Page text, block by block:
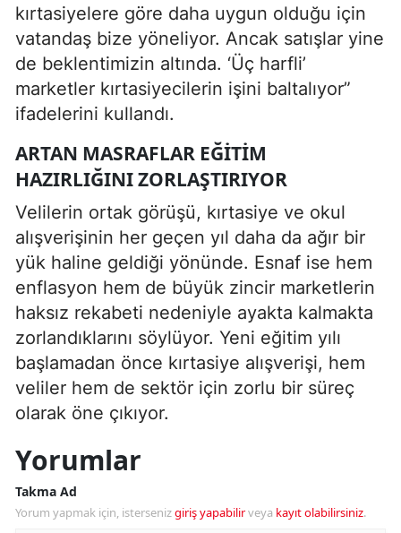
kırtasiyelere göre daha uygun olduğu için
vatandaş bize yöneliyor. Ancak satışlar yine
de beklentimizin altında. ‘Üç harfli’
marketler kırtasiyecilerin işini baltalıyor”
ifadelerini kullandı.
ARTAN MASRAFLAR EĞITIM
HAZIRLIĞINI ZORLAŞTIRIYOR
Velilerin ortak görüşü, kırtasiye ve okul
alışverişinin her geçen yıl daha da ağır bir
yük haline geldiği yönünde. Esnaf ise hem
enflasyon hem de büyük zincir marketlerin
haksız rekabeti nedeniyle ayakta kalmakta
zorlandıklarını söylüyor. Yeni eğitim yılı
başlamadan önce kırtasiye alışverişi, hem
veliler hem de sektör için zorlu bir süreç
olarak öne çıkıyor.
Yorumlar
Takma Ad
Yorum yapmak için, istersenizgiriş yapabilirveya kayıt olabilirsiniz.